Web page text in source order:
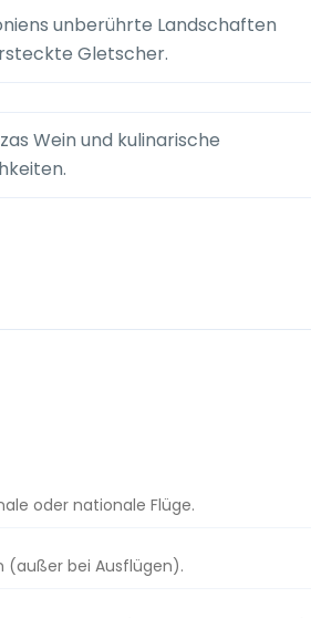
unberührte Landschaften
Gletscher.
Wein und kulinarische
oder nationale Flüge.
(außer bei Ausflügen).